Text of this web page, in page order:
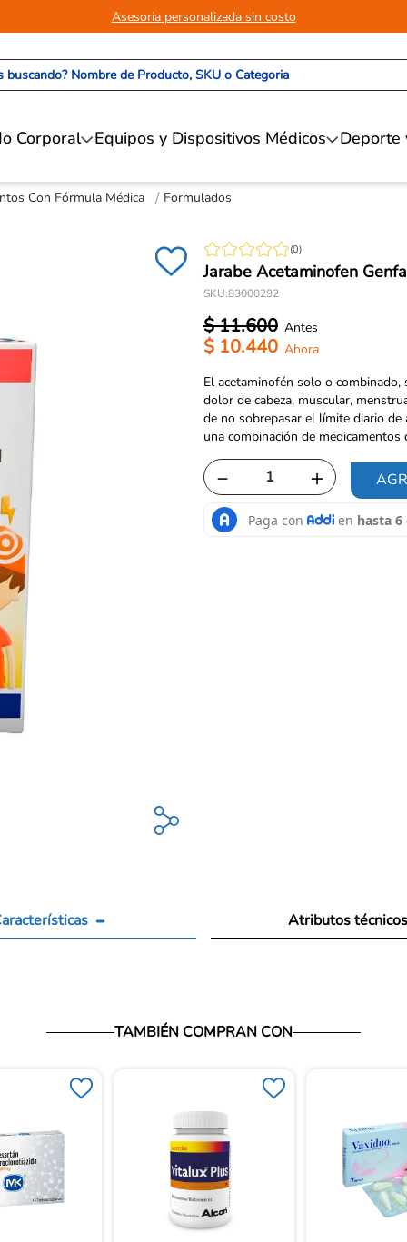
Asesoria personalizada sin costo
Nombre de Producto, SKU o Categoria
Corporal Equipos y Dispositivos Médicos Deporte
Con Fórmula Médica Formulados
(0)
Jarabe Acetaminofen
SKU:83000292
$11.600
$ 10.440
El acetaminofén solo o
dolor de cabeza, muscular,
de no sobrepasar el límite diario
una combinación de medicamentos
＋
－
Atributos técnicos
TAMBIÉN COMPRAN CON